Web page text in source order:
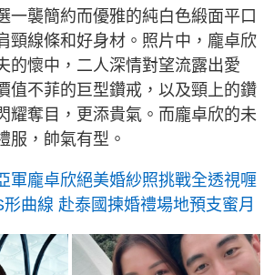
一襲簡約而優雅的純白色緞面平口
頸線條和好身材。照片中，龐卓欣
的懷中，二人深情對望流露出愛
值不菲的巨型鑽戒，以及頸上的鑽
耀奪目，更添貴氣。而龐卓欣的未
服，帥氣有型。
軍龐卓欣絕美婚紗照挑戰全透視喱
曲線 赴泰國揀婚禮場地預支蜜月